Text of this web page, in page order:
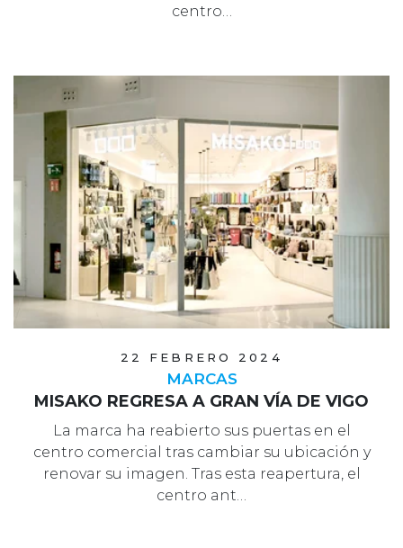
centro…
22 FEBRERO 2024
MARCAS
MISAKO REGRESA A GRAN VÍA DE VIGO
La marca ha reabierto sus puertas en el
centro comercial tras cambiar su ubicación y
renovar su imagen. Tras esta reapertura, el
centro ant…